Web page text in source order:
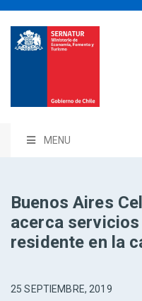
MENU
Buenos Aires
acerca
residente en la
25 SEPTIEMBRE, 2019